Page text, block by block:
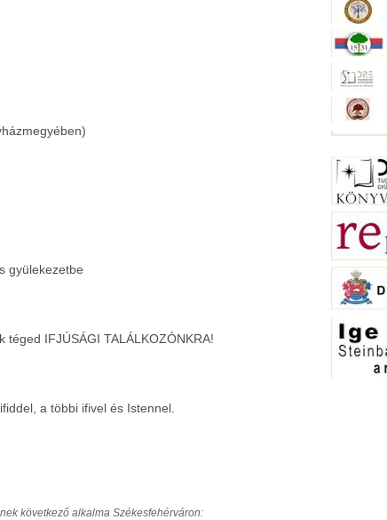
gyülekezetbe
IFJÚSÁGI TALÁLKOZÓNKRA!
a többi ifivel és Istennel.
következő alkalma Székesfehérváron: